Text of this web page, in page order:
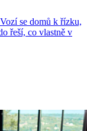
se domů k řízku,
řeší, co vlastně v